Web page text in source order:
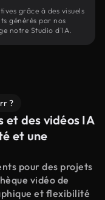
grâce à des visuels
générés par nos
notre Studio d'IA.
?
et des vidéos IA
et une
pour des projets
vidéo de
et flexibilité